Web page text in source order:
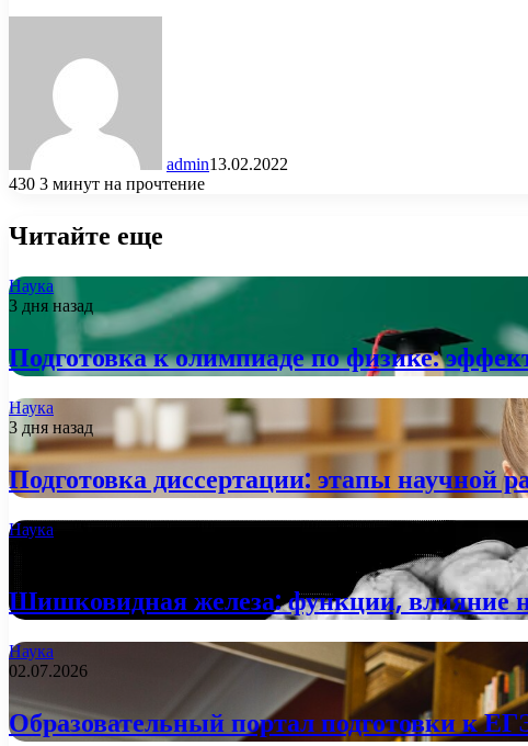
admin13.02.2022
430 3 минут на прочтение
Читайте еще
Наука
3 дня назад
Подготовка к олимпиаде по физике:
Наука
3 дня назад
Подготовка диссертации: этапы научной
Наука
Шишковидная железа: функции, влияние
Наука
02.07.2026
Образовательный портал подготовки к